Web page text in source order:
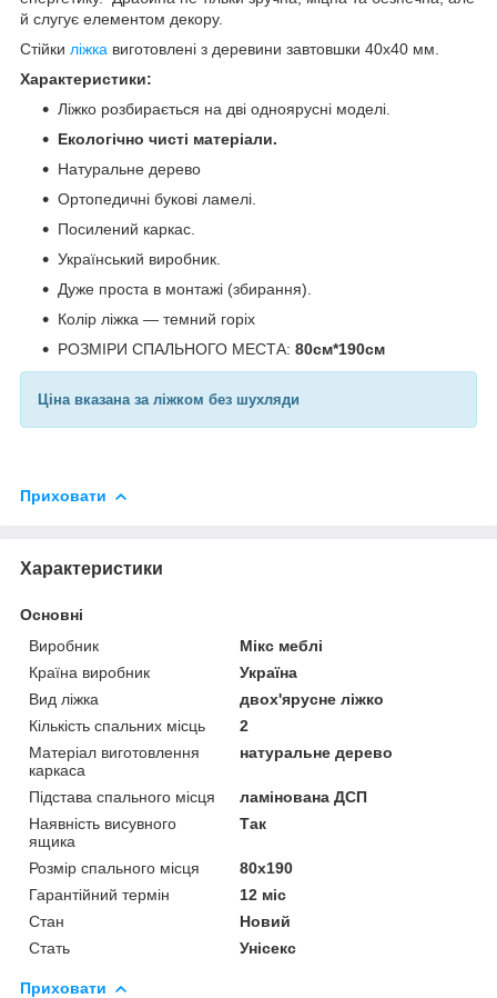
й слугує елементом декору.
Стійки ліжка виготовлені з деревини завтовшки 40х40 мм.
Характеристики:
Ліжко розбирається на дві одноярусні моделі.
Екологічно чисті матеріали.
Натуральне дерево
Ортопедичні букові ламелі.
Посилений каркас.
Український виробник.
Дуже проста в монтажі (збирання).
Колір ліжка — темний горіх
РОЗМІРИ СПАЛЬНОГО МЕСТА: 80см*190см
Ціна вказана за ліжком без шухляди
Приховати
Характеристики
Основні
Виробник
Мікс меблі
Країна виробник
Україна
Вид ліжка
двох'ярусне ліжко
Кількість спальних місць
2
Матеріал виготовлення
каркаса
натуральне дерево
Підстава спального місця
ламінована ДСП
Наявність висувного
ящика
Так
Розмір спального місця
80х190
Гарантійний термін
12 міс
Стан
Новий
Стать
Унісекс
Приховати